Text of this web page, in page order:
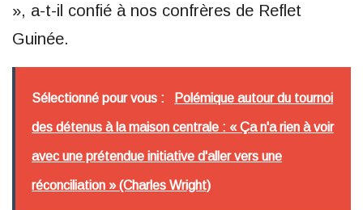
», a-t-il confié à nos confrères de Reflet
Guinée.
Sélectionné pour vous : Polémique autour du tournoi
des détenus à la maison centrale : « Ça n'a rien à voir
avec une prétendue initiative d'aller vers une
réconciliation » (Charles Wright)